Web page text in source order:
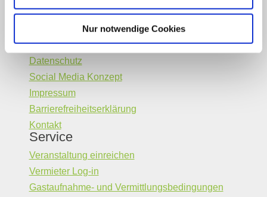
Nur notwendige Cookies
Legal Links
Datenschutz
Social Media Konzept
Impressum
Barrierefreiheitserklärung
Kontakt
Service
Veranstaltung einreichen
Vermieter Log-in
Gastaufnahme- und Vermittlungsbedingungen